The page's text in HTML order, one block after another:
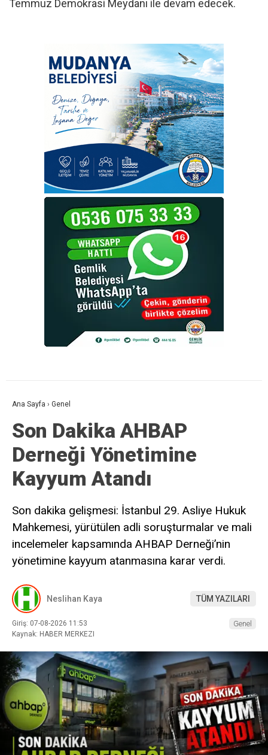
Temmuz Demokrasi Meydanı ile devam edecek.
Ana Sayfa › Genel
Son Dakika AHBAP
Derneği Yönetimine
Kayyum Atandı
Son dakika gelişmesi: İstanbul 29. Asliye Hukuk
Mahkemesi, yürütülen adli soruşturmalar ve mali
incelemeler kapsamında AHBAP Derneği’nin
yönetimine kayyum atanmasına karar verdi.
Neslihan Kaya TÜM YAZILARI
Giriş: 07-08-2026 11:53
Kaynak: HABER MERKEZI
Genel